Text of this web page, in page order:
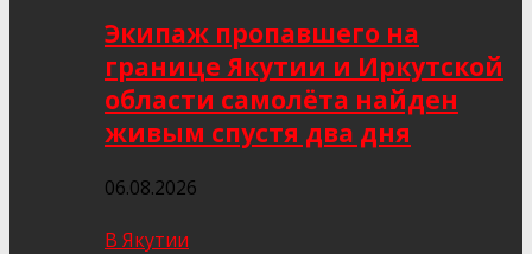
Экипаж пропавшего на
границе Якутии и Иркутской
области самолёта найден
живым спустя два дня
06.08.2026
В Якутии